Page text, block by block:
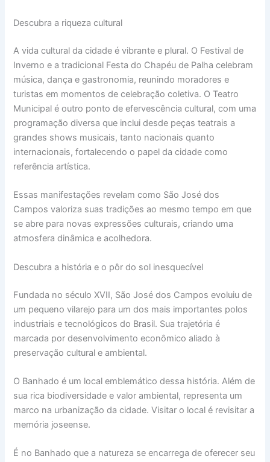
Descubra a riqueza cultural
A vida cultural da cidade é vibrante e plural. O Festival de
Inverno e a tradicional Festa do Chapéu de Palha celebram
música, dança e gastronomia, reunindo moradores e
turistas em momentos de celebração coletiva. O Teatro
Municipal é outro ponto de efervescência cultural, com uma
programação diversa que inclui desde peças teatrais a
grandes shows musicais, tanto nacionais quanto
internacionais, fortalecendo o papel da cidade como
referência artística.
Essas manifestações revelam como São José dos
Campos valoriza suas tradições ao mesmo tempo em que
se abre para novas expressões culturais, criando uma
atmosfera dinâmica e acolhedora.
Descubra a história e o pôr do sol inesquecível
Fundada no século XVII, São José dos Campos evoluiu de
um pequeno vilarejo para um dos mais importantes polos
industriais e tecnológicos do Brasil. Sua trajetória é
marcada por desenvolvimento econômico aliado à
preservação cultural e ambiental.
O Banhado é um local emblemático dessa história. Além de
sua rica biodiversidade e valor ambiental, representa um
marco na urbanização da cidade. Visitar o local é revisitar a
memória joseense.
É no Banhado que a natureza se encarrega de oferecer seu